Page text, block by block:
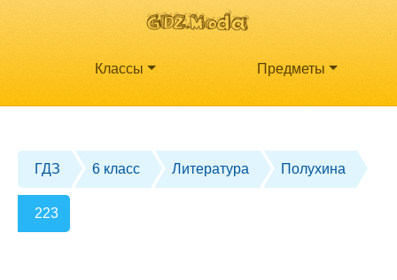
Классы Предметы
ГДЗ 6 класс Литература Полухина
223